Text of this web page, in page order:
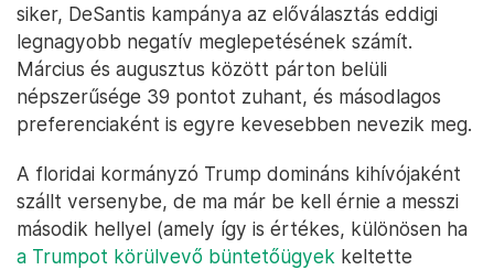
siker, DeSantis kampánya az előválasztás eddigi
legnagyobb negatív meglepetésének számít.
Március és augusztus között párton belüli
népszerűsége 39 pontot zuhant, és másodlagos
preferenciaként is egyre kevesebben nevezik meg.
A floridai kormányzó Trump domináns kihívójaként
szállt versenybe, de ma már be kell érnie a messzi
második hellyel (amely így is értékes, különösen ha
a Trumpot körülvevő büntetőügyek keltette